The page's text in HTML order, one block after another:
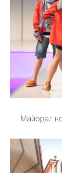
Майорал